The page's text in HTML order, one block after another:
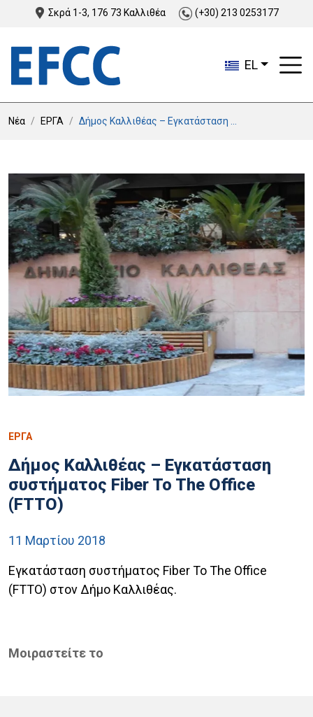
Σκρά 1-3, 176 73 Καλλιθέα (+30) 213 0253177
EL
Νέα ΕΡΓΑ Δήμος Καλλιθέας – Εγκατάσταση ...
ΕΡΓΑ
Δήμος Καλλιθέας – Εγκατάσταση
συστήματος Fiber To The Office
(FTTO)
11 Μαρτίου 2018
Εγκατάσταση συστήματος Fiber To The Office
(FTTO) στον Δήμο Καλλιθέας.
Μοιραστείτε το